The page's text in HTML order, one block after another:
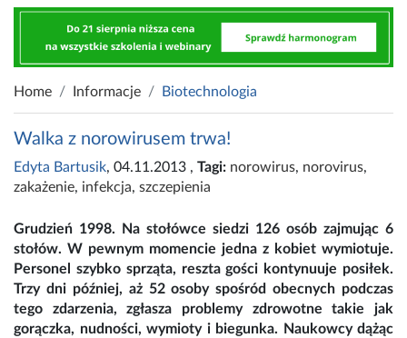
Home Informacje Biotechnologia
Walka z norowirusem trwa!
Edyta Bartusik, 04.11.2013 , Tagi: norowirus, norovirus,
zakażenie, infekcja, szczepienia
Grudzień 1998. Na stołówce siedzi 126 osób zajmując 6
stołów. W pewnym momencie jedna z kobiet wymiotuje.
Personel szybko sprząta, reszta gości kontynuuje posiłek.
Trzy dni później, aż 52 osoby spośród obecnych podczas
tego zdarzenia, zgłasza problemy zdrowotne takie jak
gorączka, nudności, wymioty i biegunka. Naukowcy dążąc